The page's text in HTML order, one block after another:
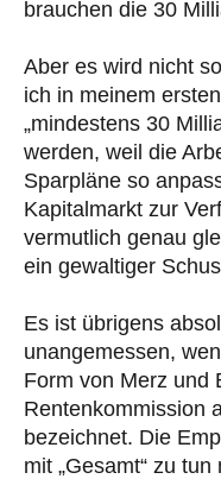
brauchen die 30
Aber es wird nicht
ich in meinem
„mindestens 30
werden, weil die
Sparpläne so
Kapitalmarkt zur
vermutlich genau
ein gewaltiger
Es ist übrigens
unangemessen,
Form von Merz und
Rentenkommission
bezeichnet. Die
mit „Gesamt“ zu